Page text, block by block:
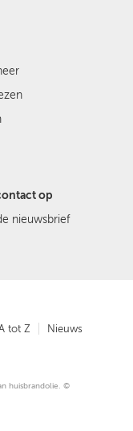
op
nieuwsbrief
tot Z Nieuws
huisbrandolie. ©